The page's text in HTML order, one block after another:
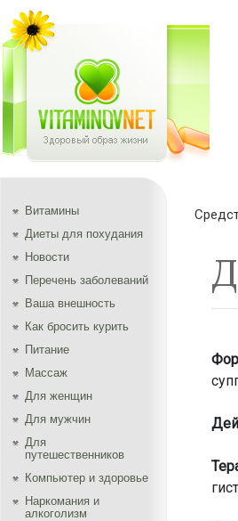
Витамины
Диеты для похудания
Новости
Перечень заболеваний
Ваша внешность
Как бросить курить
Питание
Массаж
Для женщин
Для мужчин
Для
путешественников
Компьютер и здоровье
Наркомания и
алкоголизм